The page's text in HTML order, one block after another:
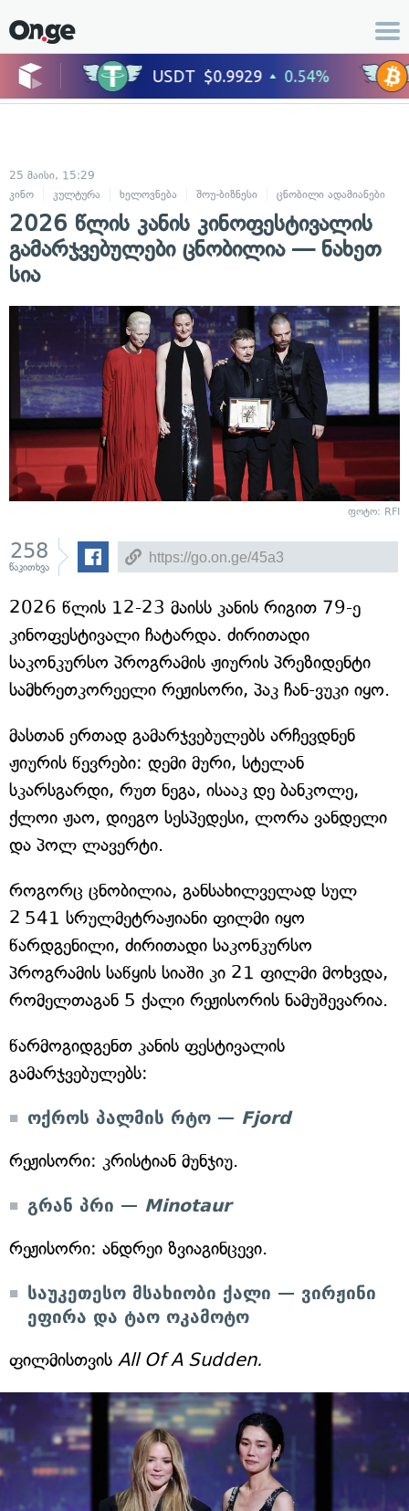
25 მაისი, 15:29
კინო
კულტურა ხელოვნება შოუ-ბიზნესი ცნობილი ადამიანები
2026 წლის კანის კინოფესტივალის
გამარჯვებულები ცნობილია — ნახეთ
სია
ფოტო: RFI
258
წაკითხვა
2026 წლის 12-23 მაისს კანის რიგით 79-ე
კინოფესტივალი ჩატარდა. ძირითადი
საკონკურსო პროგრამის ჟიურის პრეზიდენტი
სამხრეთკორეელი რეჟისორი, პაკ ჩან-ვუკი იყო.
მასთან ერთად გამარჯვებულებს არჩევდნენ
ჟიურის წევრები: დემი მური, სტელან
სკარსგარდი, რუთ ნეგა, ისააკ დე ბანკოლე,
ქლოი ჟაო, დიეგო სესპედესი, ლორა ვანდელი
და პოლ ლავერტი.
როგორც ცნობილია, განსახილველად სულ
2 541 სრულმეტრაჟიანი ფილმი იყო
წარდგენილი, ძირითადი საკონკურსო
პროგრამის საწყის სიაში კი 21 ფილმი მოხვდა,
რომელთაგან 5 ქალი რეჟისორის ნამუშევარია.
წარმოგიდგენთ კანის ფესტივალის
გამარჯვებულებს:
ოქროს პალმის რტო — Fjord
რეჟისორი: კრისტიან მუნჯიუ.
გრან პრი — Minotaur
რეჟისორი: ანდრეი ზვიაგინცევი.
საუკეთესო მსახიობი ქალი — ვირჟინი
ეფირა და ტაო ოკამოტო
ფილმისთვის All Of A Sudden.